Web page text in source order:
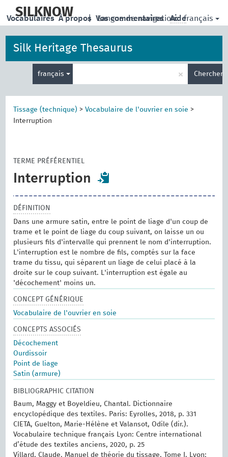
main
SILKNOW | Langue de navigation: français
Vocabulaires À propos Vos commentaires Aide
Silk Heritage Thesaurus
français
de
recherche
× Chercher
Tissage (technique) >Vocabulaire de l'ouvrier en soie >
Interruption
TERME PRÉFÉRENTIEL
Interruption
DÉFINITION
Dans une armure satin, entre le point de liage d'un coup de
trame et le point de liage du coup suivant, on laisse un ou
plusieurs fils d'intervalle qui prennent le nom d'interruption.
L'interruption est le nombre de fils, comptés sur la face
trame du tissu, qui séparent un liage de celui placé à la
droite sur le coup suivant. L'interruption est égale au
'décochement' moins un.
CONCEPT GÉNÉRIQUE
Vocabulaire de l'ouvrier en soie
CONCEPTS ASSOCIÉS
Décochement
Ourdissoir
Point de liage
Satin (armure)
BIBLIOGRAPHIC CITATION
Baum, Maggy et Boyeldieu, Chantal. Dictionnaire
encyclopédique des textiles. Paris: Eyrolles, 2018, p. 331
CIETA, Guelton, Marie-Hélène et Valansot, Odile (dir.).
Vocabulaire technique français Lyon: Centre international
d’étude des textiles anciens, 2020, p. 25
Villard, Claude. Manuel de théorie du tissage. Tome I. Lyon: